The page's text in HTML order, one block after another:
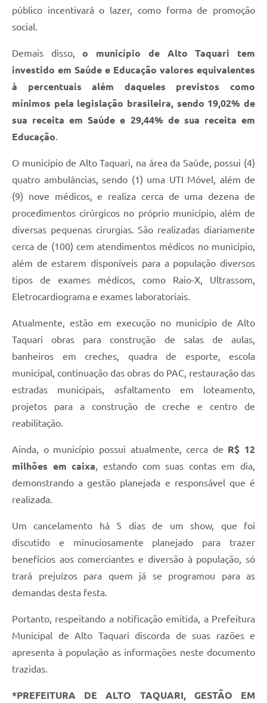
público incentivará o lazer, como forma de promoção
social.
Demais disso,o município de Alto Taquari
tem
investido em Saúde e Educação valores equivalentes
à percentuais além daqueles previstos como
mínimos pela legislação brasileira, sendo 19,02% de
sua receita em Saúde e 29,44% de sua receita em
Educação.
O município de Alto Taquari, na área da Saúde, possui (4)
quatro ambulâncias, sendo (1) uma UTI Móvel, além de
(9) nove médicos, e realiza cerca de uma dezena de
procedimentos cirúrgicos no próprio município, além de
diversas pequenas cirurgias. São realizadas diariamente
cerca de (100) cem atendimentos médicos no município,
além de estarem disponíveis para a população diversos
tipos de exames médicos, como Raio-X, Ultrassom,
Eletrocardiograma e exames laboratoriais.
Atualmente, estão em execução no município de Alto
Taquari obras para construção de salas de aulas,
banheiros em creches, quadra de esporte, escola
municipal, continuação das obras do PAC, restauração das
estradas municipais, asfaltamento em loteamento,
projetos para a construção de creche e centro de
reabilitação.
Ainda, o município possui atualmente, cerca de R$ 12
milhões em caixa, estando com suas contas em dia,
demonstrando a gestão planejada e responsável que é
realizada.
Um cancelamento há 5 dias de um show, que foi
discutido e minuciosamente planejado para trazer
benefícios aos comerciantes e diversão à população, só
trará prejuízos para quem já se programou para as
demandas desta festa.
Portanto, respeitando a notificação emitida, a Prefeitura
Municipal de Alto Taquari discorda de suas razões e
apresenta à população as informações neste documento
trazidas.
*PREFEITURA DE ALTO TAQUARI, GESTÃO EM